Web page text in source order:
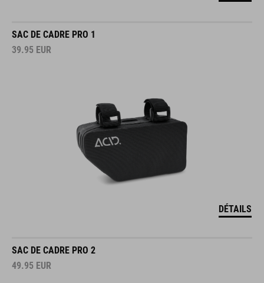
SAC DE CADRE PRO 1
39.95 EUR
DÉTAILS
SAC DE CADRE PRO 2
49.95 EUR